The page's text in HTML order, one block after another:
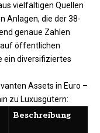
vielfältigen Quellen
Anlagen, die der 38-
genaue Zahlen
auf öffentlichen
ein diversifiziertes
Assets in Euro –
zu Luxusgütern:
Beschreibung